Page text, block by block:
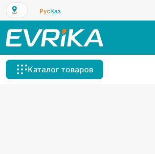
РусҚаз
Каталог товаров